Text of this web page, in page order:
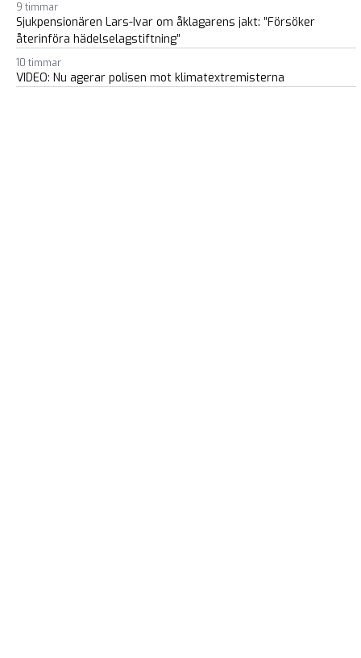
9 timmar
Sjukpensionären Lars-Ivar om åklagarens jakt: ”Försöker
återinföra hädelselagstiftning”
10 timmar
VIDEO: Nu agerar polisen mot klimatextremisterna